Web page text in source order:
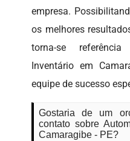
empresa.
os melhores
torna-se
Inventário em
equipe de sucesso
Gostaria de um
contato sobre
Camaragibe - PE?